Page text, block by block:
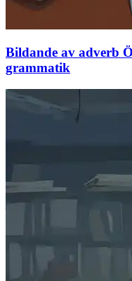
Bildande av adverb
grammatik